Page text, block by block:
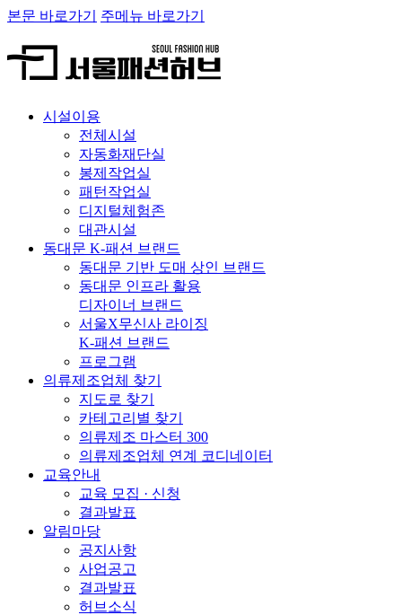
본문 바로가기 주메뉴 바로가기
시설이용
전체시설
자동화재단실
봉제작업실
패턴작업실
디지털체험존
대관시설
동대문 K-패션 브랜드
동대문 기반 도매 상인 브랜드
동대문 인프라 활용
디자이너 브랜드
서울X무신사 라이징
K-패션 브랜드
프로그램
의류제조업체 찾기
지도로 찾기
카테고리별 찾기
의류제조 마스터 300
의류제조업체 연계 코디네이터
교육안내
교육 모집 · 신청
결과발표
알림마당
공지사항
사업공고
결과발표
허브소식